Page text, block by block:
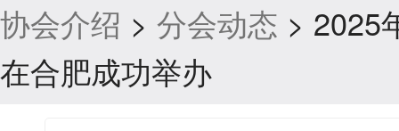
协会介绍 > 分会动态 > 2025
在合肥成功举办